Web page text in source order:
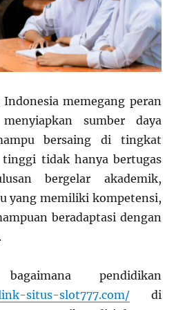
memegang peran
sumber daya
bersaing di tingkat
tinggi tidak hanya bertugas
bergelar akademik,
yang memiliki kompetensi,
beradaptasi dengan
pendidikan
situs-slot777.com/di